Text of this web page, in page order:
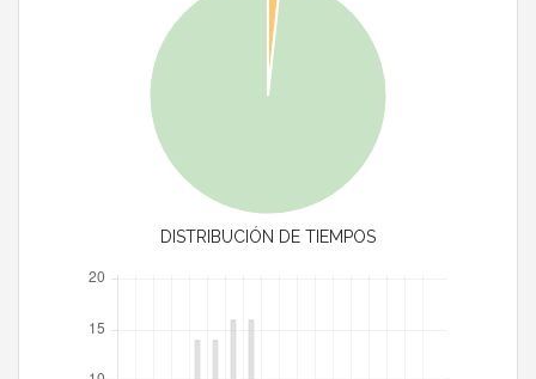
DISTRIBUCIÓN DE TIEMPOS